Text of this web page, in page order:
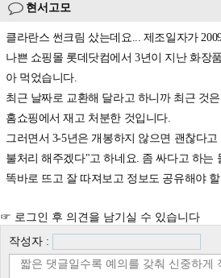
현서고모
클라란스 썬크림 샀는데요... 제조일자가
나쁜 쇼핑몰 롯데닷컴에서 3년이 지난 화장
아 먹었습니다.
최근 날짜로 교환해 달라고 하니까 최근 것
홈쇼핑에서 재고 처분한 것입니다.
그러면서 3-5년은 개봉하지 않으면 괜찮다
불처리 해주겠다"고 하네요. 좀 싸다고 하는
똑바로 뜨고 잘 따져보고 정보도 공유해야
☞ 로그인 후 의견을 남기실 수 있습니다
작성자 :